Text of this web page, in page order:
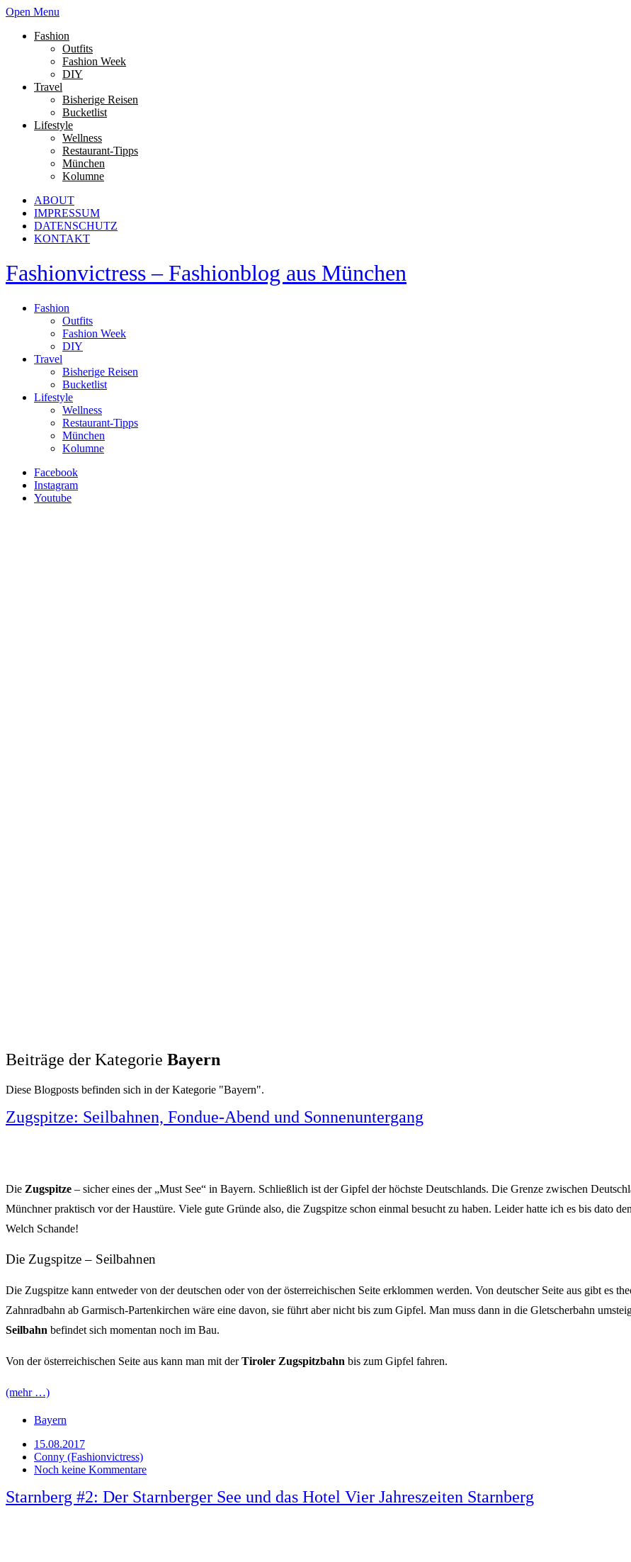
Open Menu
Fashion
Outfits
Fashion Week
DIY
Travel
Bisherige Reisen
Bucketlist
Lifestyle
Wellness
Restaurant-Tipps
München
Kolumne
ABOUT
IMPRESSUM
DATENSCHUTZ
KONTAKT
Fashionvictress – Fashionblog aus München
Fashion
Outfits
Fashion Week
DIY
Travel
Bisherige Reisen
Bucketlist
Lifestyle
Wellness
Restaurant-Tipps
München
Kolumne
Facebook
Instagram
Youtube
Beiträge der Kategorie Bayern
Diese Blogposts befinden sich in der Kategorie "Bayern".
Zugspitze: Seilbahnen, Fondue-Abend und Sonnenuntergang
Die Zugspitze – sicher eines der „Must See“ in Bayern. Schließlich ist der Gipfel der höchste Deutschlands. Die Grenze zwischen
Münchner praktisch vor der Haustüre. Viele gute Gründe also, die Zugspitze schon einmal besucht zu haben. Leider hatte ich es bis dato
Welch Schande!
Die Zugspitze – Seilbahnen
Die Zugspitze kann entweder von der deutschen oder von der österreichischen Seite erklommen werden. Von deutscher Seite aus gibt es
Zahnradbahn ab Garmisch-Partenkirchen wäre eine davon, sie führt aber nicht bis zum Gipfel. Man muss dann in die Gletscherbahn
Seilbahn befindet sich momentan noch im Bau.
Von der österreichischen Seite aus kann man mit derTiroler Zugspitzbahn bis zum Gipfel fahren.
(mehr …)
Bayern
15.08.2017
Conny (Fashionvictress)
Noch keine Kommentare
Starnberg #2: Der Starnberger See und das Hotel Vier Jahreszeiten Starnberg